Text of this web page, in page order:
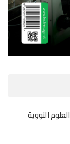
النووية